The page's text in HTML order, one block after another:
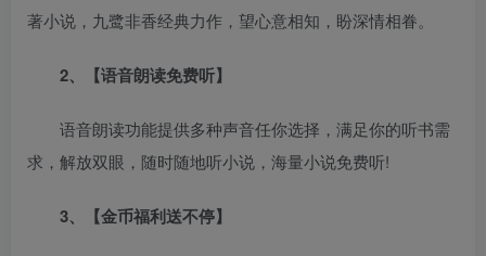
著小说，九鹭非香经典力作，望心意相知，盼深情相眷。
2、【语音朗读免费听】
语音朗读功能提供多种声音任你选择，满足你的听书需
求，解放双眼，随时随地听小说，海量小说免费听!
3、【金币福利送不停】